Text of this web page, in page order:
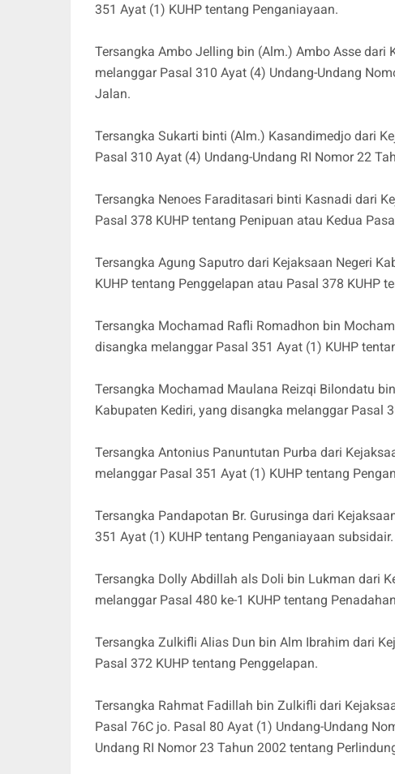
351 Ayat (1) KUHP tentang Penganiayaan.
Tersangka Ambo Jelling bin (Alm.) Ambo Asse dari
melanggar Pasal 310 Ayat (4) Undang-Undang
Jalan.
Tersangka Sukarti binti (Alm.) Kasandimedjo dari
Pasal 310 Ayat (4) Undang-Undang RI Nomor 22
Tersangka Nenoes Faraditasari binti Kasnadi dari
Pasal 378 KUHP tentang Penipuan atau Kedua
Tersangka Agung Saputro dari Kejaksaan Negeri
KUHP tentang Penggelapan atau Pasal 378 KUHP
Tersangka Mochamad Rafli Romadhon bin
disangka melanggar Pasal 351 Ayat (1) KUHP
Tersangka Mochamad Maulana Reizqi Bilondatu
Kabupaten Kediri, yang disangka melanggar Pasal
Tersangka Antonius Panuntutan Purba dari
melanggar Pasal 351 Ayat (1) KUHP tentang
Tersangka Pandapotan Br. Gurusinga dari
351 Ayat (1) KUHP tentang Penganiayaan subsidair.
Tersangka Dolly Abdillah als Doli bin Lukman dari
melanggar Pasal 480 ke-1 KUHP tentang
Tersangka Zulkifli Alias Dun bin Alm Ibrahim dari
Pasal 372 KUHP tentang Penggelapan.
Tersangka Rahmat Fadillah bin Zulkifli dari
Pasal 76C jo. Pasal 80 Ayat (1) Undang-Undang
Undang RI Nomor 23 Tahun 2002 tentang